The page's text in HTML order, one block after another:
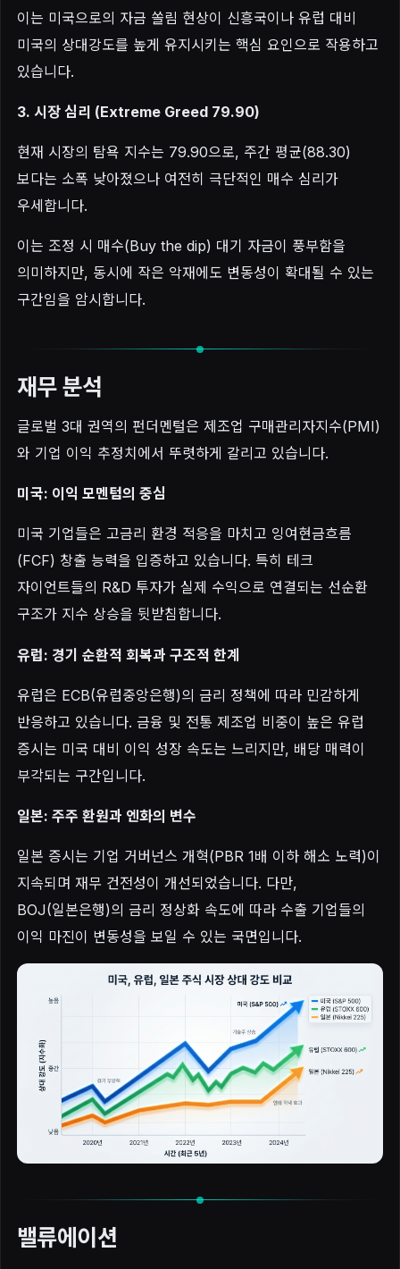
이는 미국으로의 자금 쏠림 현상이 신흥국이나 유럽 대비
미국의 상대강도를 높게 유지시키는 핵심 요인으로 작용하고
있습니다.
3. 시장 심리 (Extreme Greed 79.90)
현재 시장의 탐욕 지수는 79.90으로, 주간 평균(88.30)
보다는 소폭 낮아졌으나 여전히 극단적인 매수 심리가
우세합니다.
이는 조정 시 매수(Buy the dip) 대기 자금이 풍부함을
의미하지만, 동시에 작은 악재에도 변동성이 확대될 수 있는
구간임을 암시합니다.
재무 분석
글로벌 3대 권역의 펀더멘털은 제조업 구매관리자지수(PMI)
와 기업 이익 추정치에서 뚜렷하게 갈리고 있습니다.
미국: 이익 모멘텀의 중심
미국 기업들은 고금리 환경 적응을 마치고 잉여현금흐름
(FCF) 창출 능력을 입증하고 있습니다. 특히 테크
자이언트들의 R&D 투자가 실제 수익으로 연결되는 선순환
구조가 지수 상승을 뒷받침합니다.
유럽: 경기 순환적 회복과 구조적 한계
유럽은 ECB(유럽중앙은행)의 금리 정책에 따라 민감하게
반응하고 있습니다. 금융 및 전통 제조업 비중이 높은 유럽
증시는 미국 대비 이익 성장 속도는 느리지만, 배당 매력이
부각되는 구간입니다.
일본: 주주 환원과 엔화의 변수
일본 증시는 기업 거버넌스 개혁(PBR 1배 이하 해소 노력)이
지속되며 재무 건전성이 개선되었습니다. 다만,
BOJ(일본은행)의 금리 정상화 속도에 따라 수출 기업들의
이익 마진이 변동성을 보일 수 있는 국면입니다.
밸류에이션